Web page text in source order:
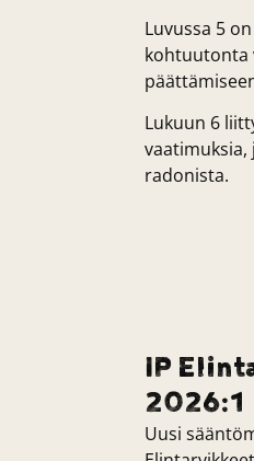
Luvussa 5
kohtuutonta
Lukuun 6
radonista.
IP
2026:1
Uusi